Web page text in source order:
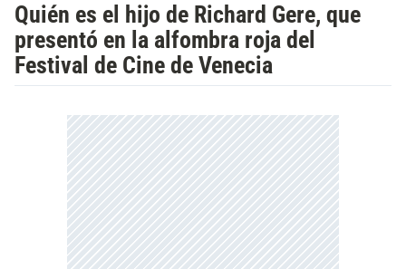
Quién es el hijo de Richard Gere, que
presentó en la alfombra roja del
Festival de Cine de Venecia